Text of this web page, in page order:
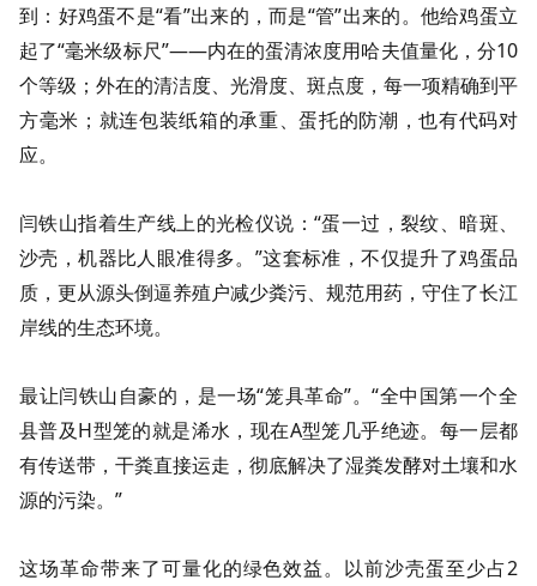
到：好鸡蛋不是“看”出来的，而是“管”出来的。他给鸡蛋立
起了“毫米级标尺”——内在的蛋清浓度用哈夫值量化，分10
个等级；外在的清洁度、光滑度、斑点度，每一项精确到平
方毫米；就连包装纸箱的承重、蛋托的防潮，也有代码对
应。
闫铁山指着生产线上的光检仪说：“蛋一过，裂纹、暗斑、
沙壳，机器比人眼准得多。”这套标准，不仅提升了鸡蛋品
质，更从源头倒逼养殖户减少粪污、规范用药，守住了长江
岸线的生态环境。
最让闫铁山自豪的，是一场“笼具革命”。“全中国第一个全
县普及H型笼的就是浠水，现在A型笼几乎绝迹。每一层都
有传送带，干粪直接运走，彻底解决了湿粪发酵对土壤和水
源的污染。”
这场革命带来了可量化的绿色效益。以前沙壳蛋至少占2